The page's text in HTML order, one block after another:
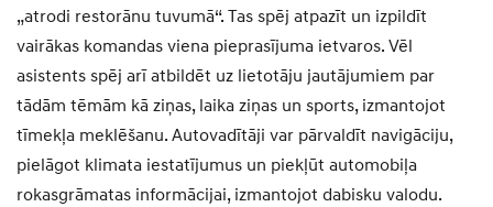
„atrodi restorānu tuvumā“. Tas spēj atpazīt un izpildīt
vairākas komandas viena pieprasījuma ietvaros. Vēl
asistents spēj arī atbildēt uz lietotāju jautājumiem par
tādām tēmām kā ziņas, laika ziņas un sports, izmantojot
tīmekļa meklēšanu. Autovadītāji var pārvaldīt navigāciju,
pielāgot klimata iestatījumus un piekļūt automobiļa
rokasgrāmatas informācijai, izmantojot dabisku valodu.